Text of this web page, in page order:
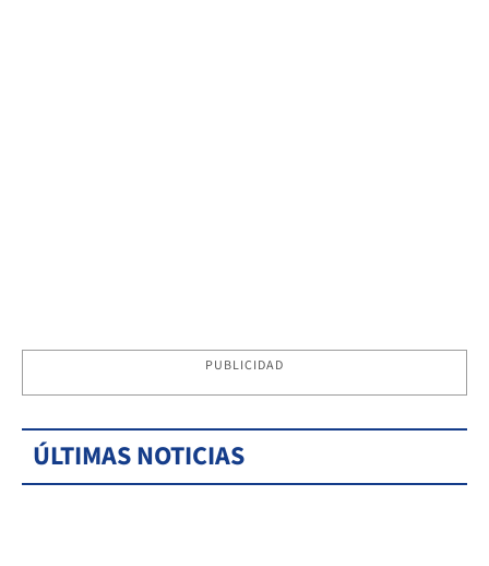
PUBLICIDAD
ÚLTIMAS NOTICIAS